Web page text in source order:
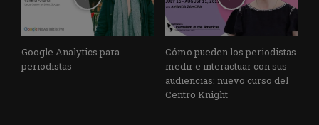
Google Analytics para
periodistas
Cómo pueden los periodistas
medir e interactuar con sus
audiencias: nuevo curso del
Centro Knight